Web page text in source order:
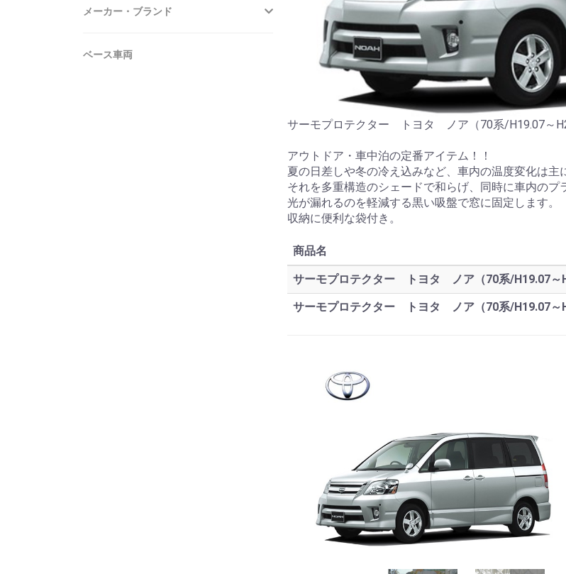
メーカー・ブランド
ベース車両
サーモプロテクター トヨタ ノア（70系/H19.07～
アウトドア・車中泊の定番アイテム！！
夏の日差しや冬の冷え込みなど、車内の温度変化は主
それを多重構造のシェードで和らげ、同時に車内のプ
光が漏れるのを軽減する黒い吸盤で窓に固定します。
収納に便利な袋付き。
商品名
サーモプロテクター トヨタ ノア（70系/H19.07～
サーモプロテクター トヨタ ノア（70系/H19.07～
お買い物を続ける カートへ進む